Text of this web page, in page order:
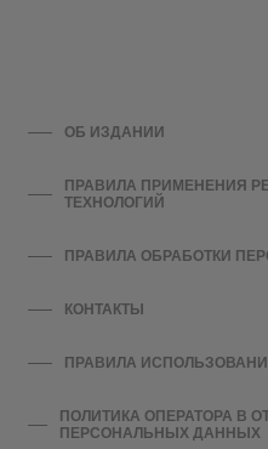
ОБ ИЗДАНИИ
ПРАВИЛА ПРИМЕНЕНИЯ
ТЕХНОЛОГИЙ
ПРАВИЛА ОБРАБОТКИ
КОНТАКТЫ
ПРАВИЛА
ПОЛИТИКА ОПЕРАТОРА В
ПЕРСОНАЛЬНЫХ ДАННЫХ